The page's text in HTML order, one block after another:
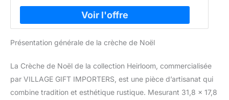
Présentation générale de la crèche de Noël
La Crèche de Noël de la collection Heirloom, commercialisée
par VILLAGE GIFT IMPORTERS, est une pièce d’artisanat qui
combine tradition et esthétique rustique. Mesurant 31,8 x 17,8